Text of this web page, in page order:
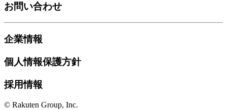
お問い合わせ
企業情報
個人情報保護方針
採用情報
© Rakuten Group, Inc.